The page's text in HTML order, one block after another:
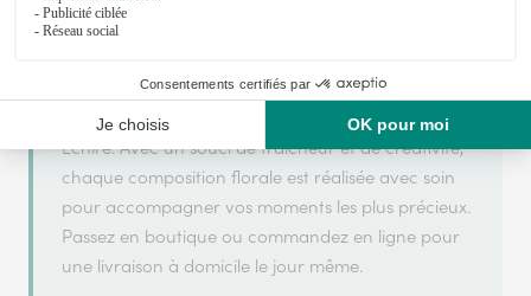
référence, pour vous garantir un service de qualité.
Fleurs et Passion est un fleuriste artisan situé à
Echire. Avec un souci de fraîcheur et de créativité,
chaque composition florale est réalisée avec soin
pour accompagner vos moments les plus précieux.
Passez en boutique ou commandez en ligne pour
une livraison à domicile le jour même.